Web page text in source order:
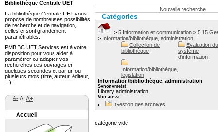
Nouvelle recherche
Catégories
> 5 Information et communication > 5.15
> Information/bibliothèque, administration
Collection de
bibliothèque
Évaluation du
système
d'information
Information/bibliothèque,
législation
Information/bibliothèque, administration
Synonyme(s)
Library administration
Voir aussi
Gestion des archives
catégorie vide
Bibliothèque Centrale UET
La bibliothèque Centrale UET vous
propose de nombreuses possibilités
de recherche et de navigation,
celles-ci sont grandement
paramétrables.
PMB BC.UET Services est à votre
disposition pour vous aider à
paramétrer ou adapter vos
recherches des ouvrages en
quelques secondes et par un ou
plusieurs mots (titre, auteur, éditeur,
...). .
A- A A+
Accueil